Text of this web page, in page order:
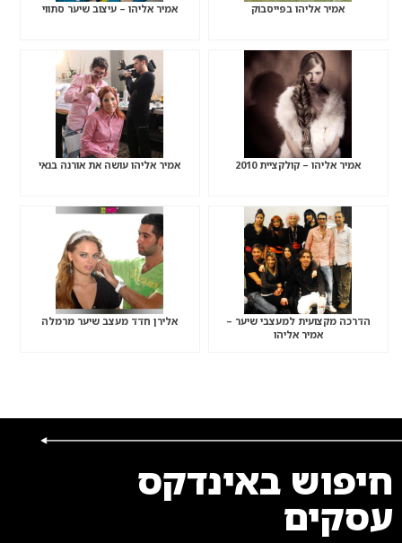
אמיר אליהו בפייסבוק אמיר אליהו – עיצוב שיער סתווי
אמיר אליהו – קולקציית 2010 אמיר אליהו עושה את אורנה בנאי
הדרכה מקצועית למעצבי שיער –
אמיר אליהו
אלירן חדד מעצב שיער מרמלה
חיפוש באינדקס
עסקים